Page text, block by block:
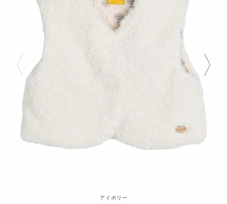
アイボリー